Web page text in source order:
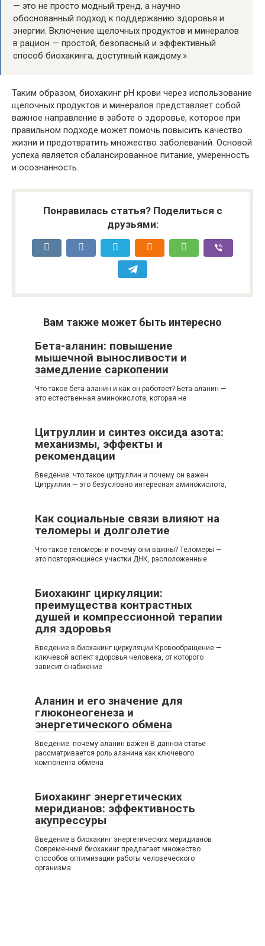
— это не просто модный тренд, а научно
обоснованный подход к поддержанию здоровья и
энергии. Включение щелочных продуктов и минералов
в рацион — простой, безопасный и эффективный
способ биохакинга, доступный каждому.»
Таким образом, биохакинг pH крови через использование
щелочных продуктов и минералов представляет собой
важное направление в заботе о здоровье, которое при
правильном подходе может помочь повысить качество
жизни и предотвратить множество заболеваний. Основой
успеха является сбалансированное питание, умеренность
и осознанность.
Понравилась статья? Поделиться с
друзьями:
Вам также может быть интересно
Бета-аланин: повышение
мышечной выносливости и
замедление саркопении
Что такое бета-аланин и как он работает? Бета-аланин —
это естественная аминокислота, которая не
Цитруллин и синтез оксида азота:
механизмы, эффекты и
рекомендации
Введение: что такое цитруллин и почему он важен
Цитруллин — это безусловно интересная аминокислота,
Как социальные связи влияют на
теломеры и долголетие
Что такое теломеры и почему они важны? Теломеры —
это повторяющиеся участки ДНК, расположенные
Биохакинг циркуляции:
преимущества контрастных
душей и компрессионной терапии
для здоровья
Введение в биохакинг циркуляции Кровообращение —
ключевой аспект здоровья человека, от которого
зависит снабжение
Аланин и его значение для
глюконеогенеза и
энергетического обмена
Введение: почему аланин важен В данной статье
рассматривается роль аланина как ключевого
компонента обмена
Биохакинг энергетических
меридианов: эффективность
акупрессуры
Введение в биохакинг энергетических меридианов
Современный биохакинг предлагает множество
способов оптимизации работы человеческого
организма.